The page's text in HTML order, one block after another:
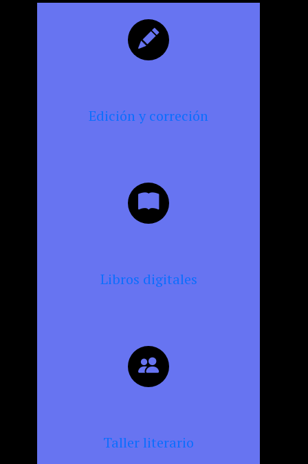
Edición y correción
Libros digitales
Taller literario